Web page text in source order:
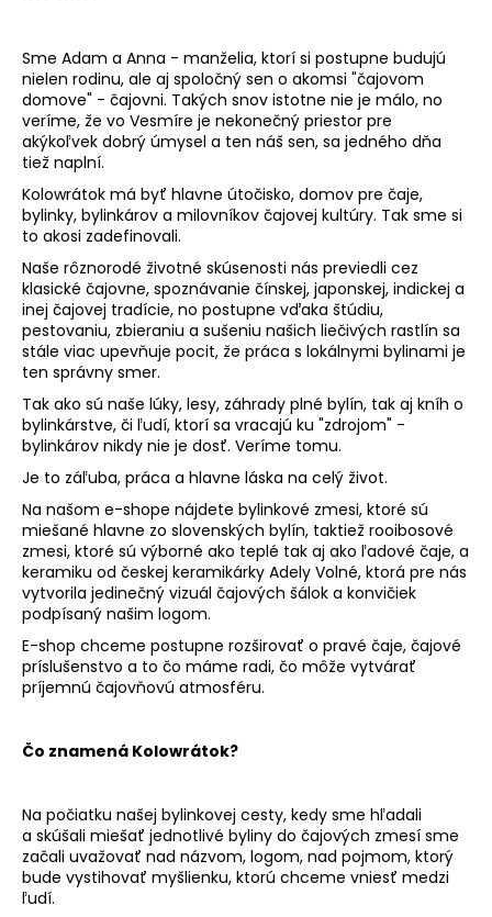
Sme Adam a Anna - manželia, ktorí si postupne budujú
nielen rodinu, ale aj spoločný sen o akomsi "čajovom
domove" - čajovni. Takých snov istotne nie je málo, no
veríme, že vo Vesmíre je nekonečný priestor pre
akýkoľvek dobrý úmysel a ten náš sen, sa jedného dňa
tiež naplní.
Kolowrátok má byť hlavne útočisko, domov pre čaje,
bylinky, bylinkárov a milovníkov čajovej kultúry. Tak sme si
to akosi zadefinovali.
Naše rôznorodé životné skúsenosti nás previedli cez
klasické čajovne, spoznávanie čínskej, japonskej, indickej a
inej čajovej tradície, no postupne vďaka štúdiu,
pestovaniu, zbieraniu a sušeniu našich liečivých rastlín sa
stále viac upevňuje pocit, že práca s lokálnymi bylinami je
ten správny smer.
Tak ako sú naše lúky, lesy, záhrady plné bylín, tak aj kníh o
bylinkárstve, či ľudí, ktorí sa vracajú ku "zdrojom" -
bylinkárov nikdy nie je dosť. Veríme tomu.
Je to záľuba, práca a hlavne láska na celý život.
Na našom e-shope nájdete bylinkové zmesi, ktoré sú
miešané hlavne zo slovenských bylín, taktiež rooibosové
zmesi, ktoré sú výborné ako teplé tak aj ako ľadové čaje, a
keramiku od českej keramikárky Adely Volné, ktorá pre nás
vytvorila jedinečný vizuál čajových šálok a konvičiek
podpísaný našim logom.
E-shop chceme postupne rozširovať o pravé čaje, čajové
príslušenstvo a to čo máme radi, čo môže vytvárať
príjemnú čajovňovú atmosféru.
Čo znamená Kolowrátok?
Na počiatku našej bylinkovej cesty, kedy sme hľadali
a skúšali miešať jednotlivé byliny do čajových zmesí sme
začali uvažovať nad názvom, logom, nad pojmom, ktorý
bude vystihovať myšlienku, ktorú chceme vniesť medzi
ľudí.
j
s
ť
?
O
d
p
o
r
ú
a
m
e
GOLDEN
NAG
SANTALOVÉ
DREVO
2